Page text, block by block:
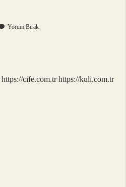
Yorum Bırak
https://cife.com.tr https://kuli.com.tr